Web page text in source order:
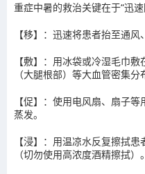
重症中暑的救治关键在于“迅
【移】：迅速将患者抬至通风
【敷】：用冰袋或冷湿毛巾
（大腿根部）等大血管密集分
【促】：使用电风扇、扇子
蒸发。
【浸】：用温凉水反复擦拭
（切勿使用高浓度酒精擦拭）。